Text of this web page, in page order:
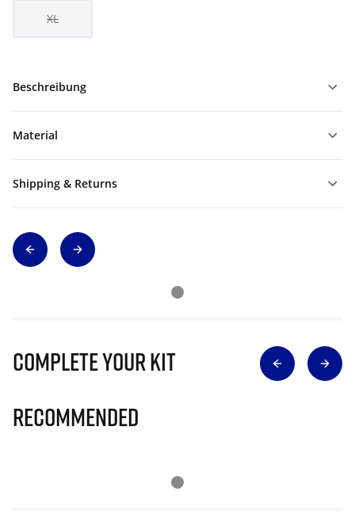
XL
Beschreibung
Material
Shipping & Returns
Complete Your Kit
Recommended